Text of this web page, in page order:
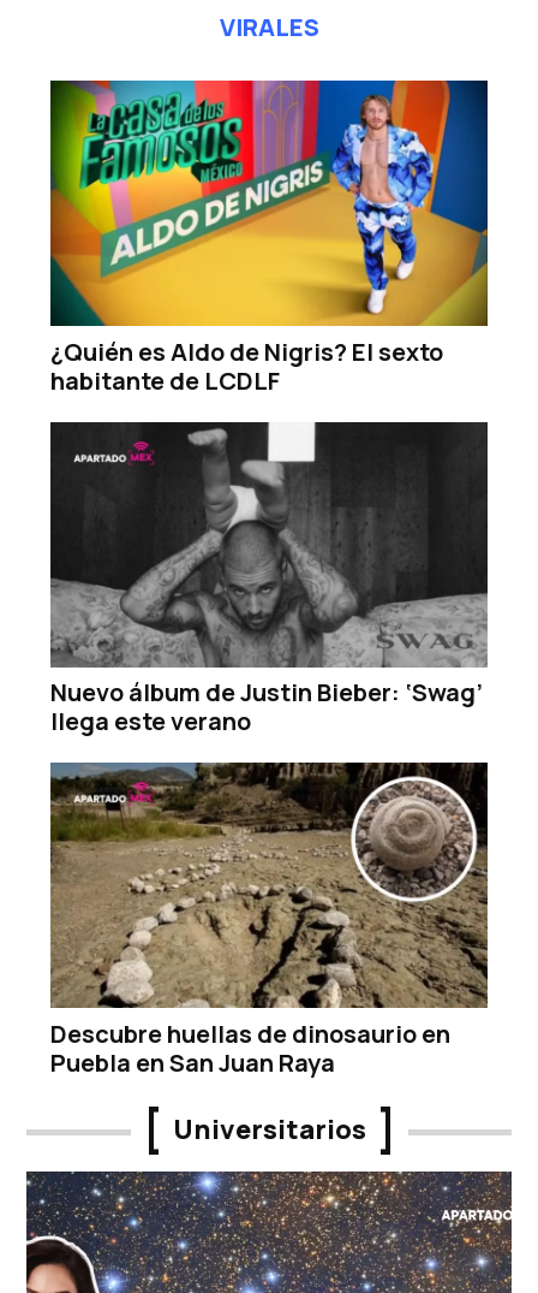
VIRALES
¿Quién es Aldo de Nigris? El sexto
habitante de LCDLF
Nuevo álbum de Justin Bieber: ‘Swag’
llega este verano
Descubre huellas de dinosaurio en
Puebla en San Juan Raya
Universitarios